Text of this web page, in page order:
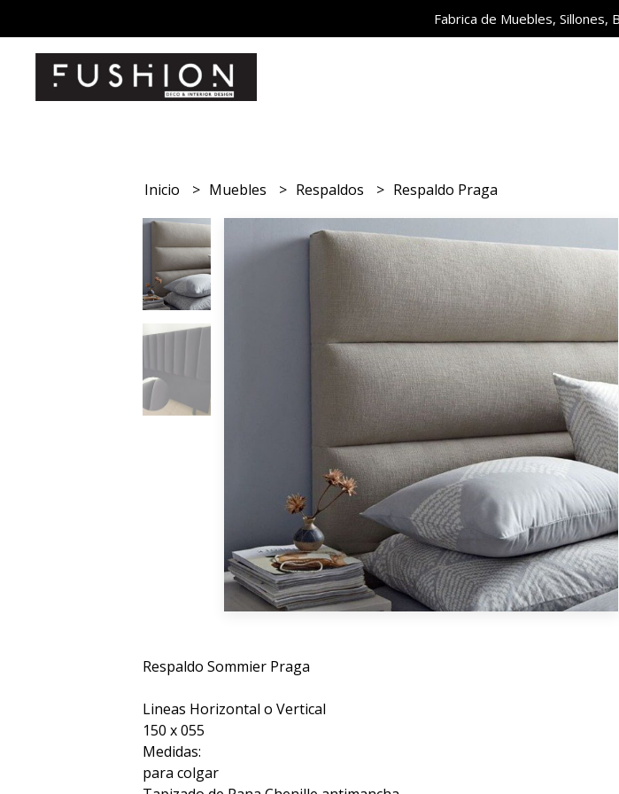
Fabrica de Muebles, Sillones,
Inicio Muebles Respaldos Respaldo Praga
Respaldo Sommier Praga
Lineas Horizontal o Vertical
150 x 055
Medidas:
para colgar